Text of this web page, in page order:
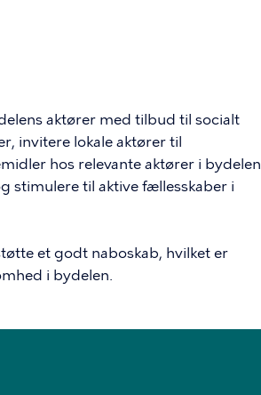
aktører med tilbud til socialt
invitere lokale aktører til
hos relevante aktører i bydelen
stimulere til aktive fællesskaber i
et godt naboskab, hvilket er
i bydelen.